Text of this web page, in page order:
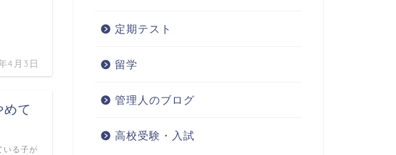
4月3日
て
いる子が
定期テスト
留学
管理人のブログ
高校受験・入試